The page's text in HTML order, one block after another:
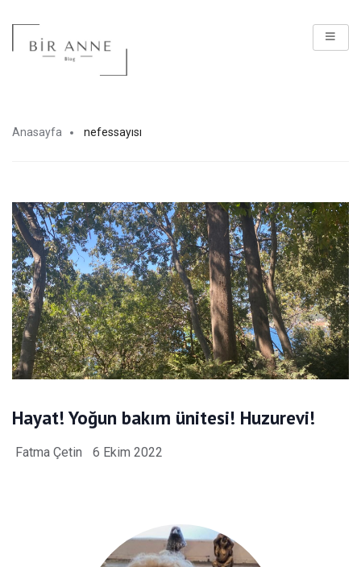
Anasayfa nefessayısı
Hayat! Yoğun bakım ünitesi! Huzurevi!
Fatma Çetin 6 Ekim 2022